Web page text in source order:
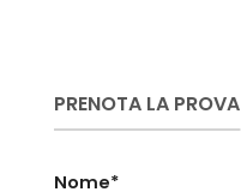
PRENOTA LA PROVA
Nome*